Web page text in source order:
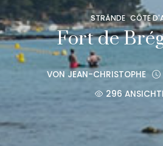
STRÄNDE CÔTE
Fort de
VON JEAN-CHRISTOPHE
296